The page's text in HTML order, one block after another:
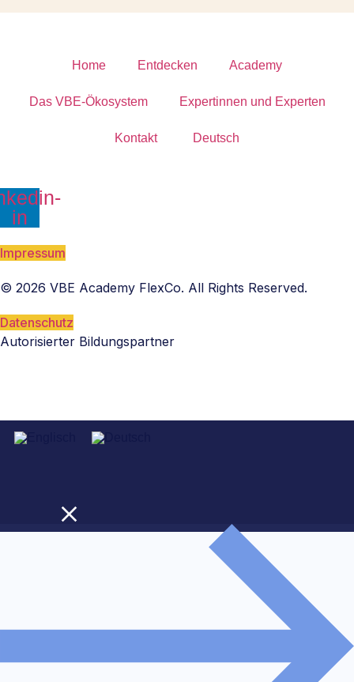
Home Entdecken Academy
Das VBE-Ökosystem Expertinnen und Experten
Kontakt Deutsch
in
Impressum
© 2026 VBE Academy FlexCo. All Rights Reserved.
Datenschutz
Autorisierter Bildungspartner